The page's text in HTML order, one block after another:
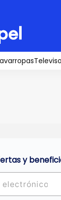
medios de
y